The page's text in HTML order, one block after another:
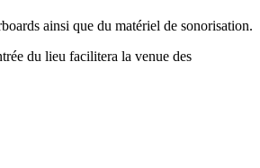
ainsi que du matériel de sonorisation.
du lieu facilitera la venue des